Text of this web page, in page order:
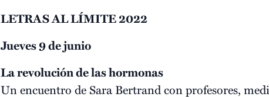
LETRAS AL LÍMITE 2022
Jueves 9 de junio
La revolución de las hormonas
Un encuentro de Sara Bertrand con profesores,